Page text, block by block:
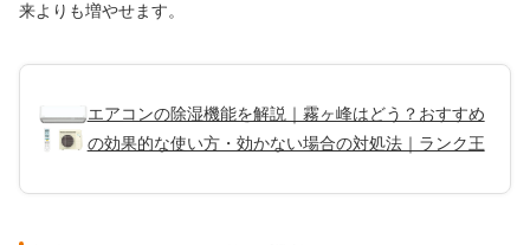
来よりも増やせます。
エアコンの除湿機能を解説｜霧ヶ峰はどう？おすすめ
の効果的な使い方・効かない場合の対処法｜ランク王